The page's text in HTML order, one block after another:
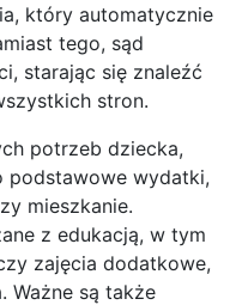
który automatycznie
tego, sąd
starając się znaleźć
stron.
potrzeb dziecka,
podstawowe wydatki,
mieszkanie.
z edukacją, w tym
zajęcia dodatkowe,
Ważne są także